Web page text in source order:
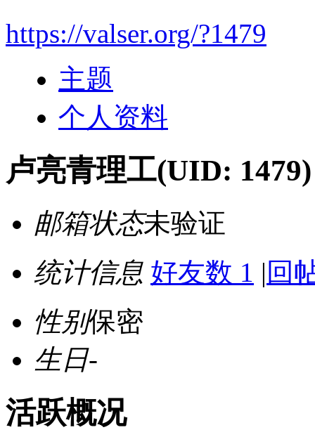
https://valser.org/?1479
主题
个人资料
卢亮青理工(UID: 1479)
邮箱状态未验证
统计信息 好友数 1 | 回
性别保密
生日-
活跃概况